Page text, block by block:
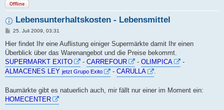
Offline
Lebensunterhaltskosten - Lebensmittel
B
i
r
a
g
25. Juli 2009, 03:31
Hier findet Ihr eine Auflistung einiger Supermärkte damit Ihr einen
Überblick über das Warenangebot und die Preise bekommt.
SUPERMARKT EXITO
- CARREFOUR - OLIMPICA
-
ALMACENES LEY jetzt Grupo Exito - CARULLA .
Baumärkte gibt es natuerlich auch, mir fällt nur einer im Moment ein:
HOMECENTER